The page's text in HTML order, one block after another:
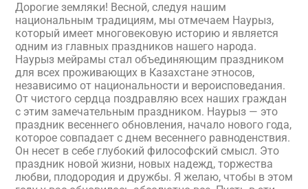
Дорогие земляки! Весной, следуя нашим
национальным традициям, мы отмечаем Наурыз,
который имеет многовековую историю и является
одним из главных праздников нашего народа.
Наурыз мейрамы стал объединяющим праздником
для всех проживающих в Казахстане этносов,
независимо от национальности и вероисповедания.
От чистого сердца поздравляю всех наших граждан
с этим замечательным праздником. Наурыз — это
праздник весеннего обновления, начало нового года,
которое совпадает с днем весеннего равноденствия.
Он несет в себе глубокий философский смысл. Это
праздник новой жизни, новых надежд, торжества
любви, плодородия и дружбы. Я желаю, чтобы в этом